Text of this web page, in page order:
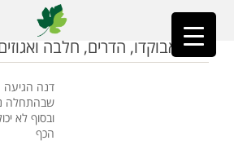
ראשי»מתכון סלט
סלט אבוקדו, הדרים, חלבה
דנה
שבהתחלה
ובסוף לא
הכף